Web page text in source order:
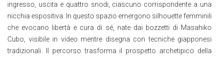
ingresso, uscita e quattro snodi, ciascuno corrispondente a una
nicchia espositiva. In questo spazio emergono silhouette femminili
che evocano libertà e cura di sé, nate dai bozzetti di Masahiko
Cubo, visibile in video mentre disegna con tecniche giapponesi
tradizionali. Il percorso trasforma il prospetto archetipico della